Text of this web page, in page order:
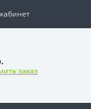
заказ